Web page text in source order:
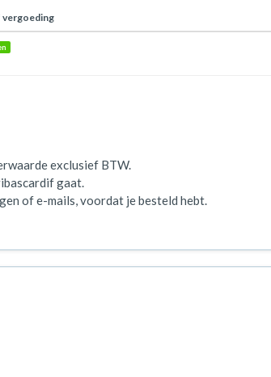
exclusief BTW.
gaat.
of e-mails, voordat je besteld hebt.